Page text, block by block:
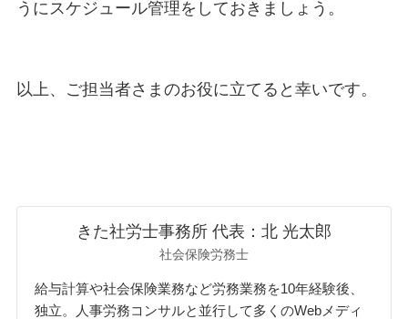
うにスケジュール管理をしておきましょう。
以上、ご担当者さまのお役に立てると幸いです。
きた社労士事務所 代表：北 光太郎
社会保険労務士
給与計算や社会保険業務など労務業務を10年経験後、
独立。人事労務コンサルと並行して多くのWebメディ